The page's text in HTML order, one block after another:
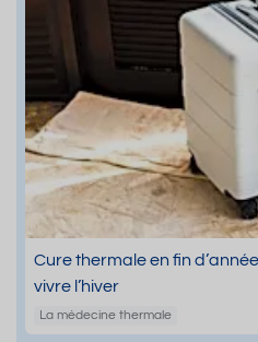
Cure thermale en fin
vivre l’hiver
La médecine thermale